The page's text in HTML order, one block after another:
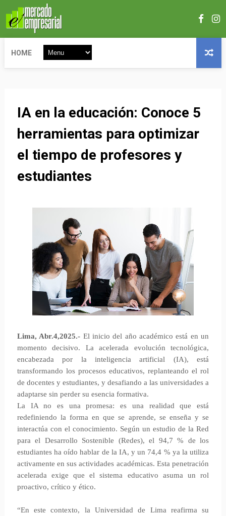
HOME
IA en la educación: Conoce 5
herramientas para optimizar
el tiempo de profesores y
estudiantes
Lima, Abr.4,2025.- El inicio del año académico está en un
momento decisivo. La acelerada evolución tecnológica,
encabezada por la inteligencia artificial (IA), está
transformando los procesos educativos, replanteando el rol
de docentes y estudiantes, y desafiando a las universidades a
adaptarse sin perder su esencia formativa.
La IA no es una promesa: es una realidad que está
redefiniendo la forma en que se aprende, se enseña y se
interactúa con el conocimiento. Según un estudio de la Red
para el Desarrollo Sostenible (Redes), el 94,7 % de los
estudiantes ha oído hablar de la IA, y un 74,4 % ya la utiliza
activamente en sus actividades académicas. Esta penetración
acelerada exige que el sistema educativo asuma un rol
proactivo, crítico y ético.
“En este contexto, la Universidad de Lima reafirma su